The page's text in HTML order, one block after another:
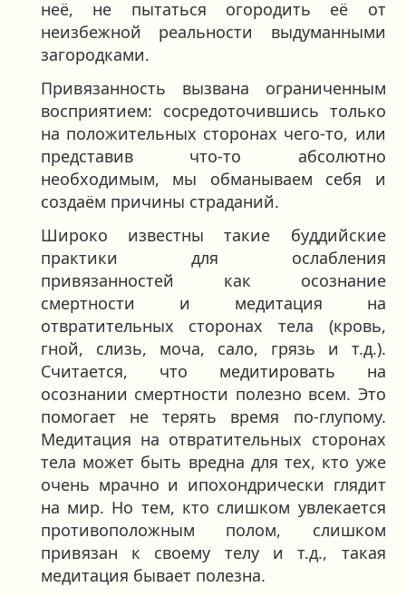
неё, не пытаться огородить её от
неизбежной реальности выдуманными
загородками.
Привязанность вызвана ограниченным
восприятием: сосредоточившись только
на положительных сторонах чего-то, или
представив что-то абсолютно
необходимым, мы обманываем себя и
создаём причины страданий.
Широко известны такие буддийские
практики для ослабления
привязанностей как осознание
смертности и медитация на
отвратительных сторонах тела (кровь,
гной, слизь, моча, сало, грязь и т.д.).
Считается, что медитировать на
осознании смертности полезно всем. Это
помогает не терять время по-глупому.
Медитация на отвратительных сторонах
тела может быть вредна для тех, кто уже
очень мрачно и ипохондрически глядит
на мир. Но тем, кто слишком увлекается
противоположным полом, слишком
привязан к своему телу и т.д., такая
медитация бывает полезна.